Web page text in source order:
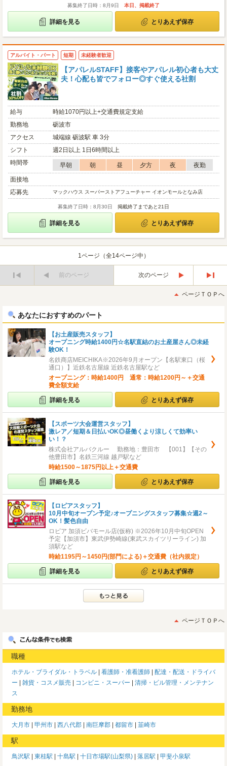
募集終了日時：8月9日 本日、掲載終了
詳細を見る とりあえず保存
アルバイト・パート 短期 未経験者歓迎
【アパレルSTAFF】接客やアパレル初心者も大丈
夫！心配も皆でフォロー◎すぐ使える社割
給与
時給1070円以上+交通費規定支給
勤務地
砺波市
アクセス
城端線 砺波駅 車 3分
シフト
週2日以上 1日6時間以上
時間帯
早朝 朝 昼 夕方 夜
夜勤
面接地
応募先
マックハウス スーパーストアフューチャー イオンモールとなみ店
募集終了日時：8月30日 掲載終了まであと21日
詳細を見る とりあえず保存
1ページ（全14ページ中）
前のページ
次のページ
後
ページＴＯＰへ
あなたにおすすめのパート
【お土産販売スタッフ】
オープニング時給1400円☆名駅直結のお土産屋さん◎未経
験OK！
名鉄商店MEICHIKA※2026年9月オープン【名駅東口（桜
通口）】近鉄名古屋線 近鉄名古屋駅など
オープニング：時給1400円 通常：時給1200円～＋交通
費全額支給
詳細を見る とりあえず保存
【スポーツ大会運営スタッフ】
激レア／短期＆日払いOK◎昼働くより涼しくて効率い
い！？
株式会社アルバクルー 勤務地：豊田市 【001】【その
他豊田市】名鉄三河線 越戸駅など
時給1500～1875円以上＋交通費
詳細を見る とりあえず保存
【ロピアスタッフ】
10月中旬オープン予定♪オープニングスタッフ募集☆週2～
OK！髪色自由
ロピア 加須ビバモール店(仮称) ※2026年10月中旬OPEN
予定【加須市】東武伊勢崎線(東武スカイツリーライン) 加
須駅など
時給1195円～1450円(部門による)＋交通費（社内規定）
詳細を見る とりあえず保存
ページＴＯＰへ
職種
ホテル・ブライダル・トラベル 看護師・准看護師
配達・配送・ドライバ
ー
雑貨・コスメ販売 コンビニ・スーパー
清掃・ビル管理・メンテナン
ス
勤務地
大月市 甲州市 西八代郡 南巨摩郡 都留市 韮崎市
駅
鳥沢駅 東桂駅 十島駅 十日市場駅(山梨県) 落居駅 甲斐小泉駅